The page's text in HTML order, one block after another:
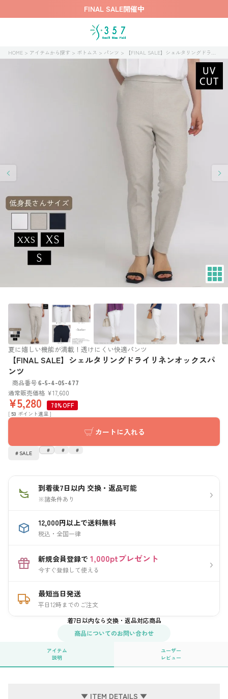
FINAL SALE開催中
HOME アイテムから探す ボトムス パンツ 【FINAL SALE】シェルタリングドライリネンオックスパンツ
夏に嬉しい機能が満載！透けにくい快適パンツ
【FINAL SALE】シェルタリングドライリネンオックスパ
ンツ
商品番号6-5-4-05-477
通常販売価格 ¥17,600
¥5,280 70%OFF
[ 53 ポイント進呈 ]
カートに入れる
SALE
到着後7日以内 交換・返品可能
※諸条件あり ›
12,000円以上で送料無料
税込・全国一律
新規会員登録で 1,000ptプレゼント
今すぐ登録して使える ›
最短当日発送
平日12時までのご注文
着7日以内なら交換・返品対応商品
商品についてのお問い合わせ
アイテム
説明
ユーザー
レビュー
▼ ITEM DETAILS ▼